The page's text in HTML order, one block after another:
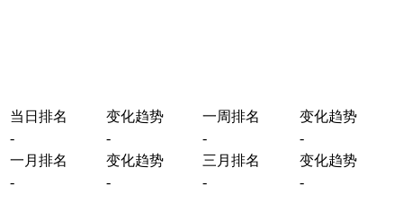
当日排名 变化趋势 一周排名
变化趋势
-
- -
-
一月排名
变化趋势 三月排名
变化趋势
-
- - -